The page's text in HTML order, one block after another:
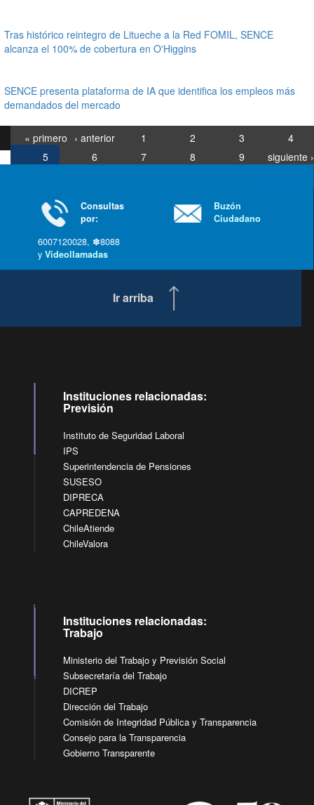
Tras histórico reintegro de Litueche a la Red FOMIL, SENCE
alcanza el 100% de cobertura en O'Higgins
SENCE presenta plataforma de IA que identifica los empleos más
demandados del mercado
« primero ‹ anterior 1 2 3
4
5
6 7 8 9
siguiente ›
Consultas
por:
6007120028, ✽8088
yVideollamadas
Buzón
Ciudadano
Ir arriba
Instituciones relacionadas:
Previsión
Instituto de Seguridad Laboral
IPS
Superintendencia de Pensiones
SUSESO
DIPRECA
CAPREDENA
ChileAtiende
ChileValora
Instituciones relacionadas:
Trabajo
Ministerio del Trabajo y Previsión Social
Subsecretaría del Trabajo
DICREP
Dirección del Trabajo
Comisión de Integridad Pública y Transparencia
Consejo para la Transparencia
Gobierno Transparente